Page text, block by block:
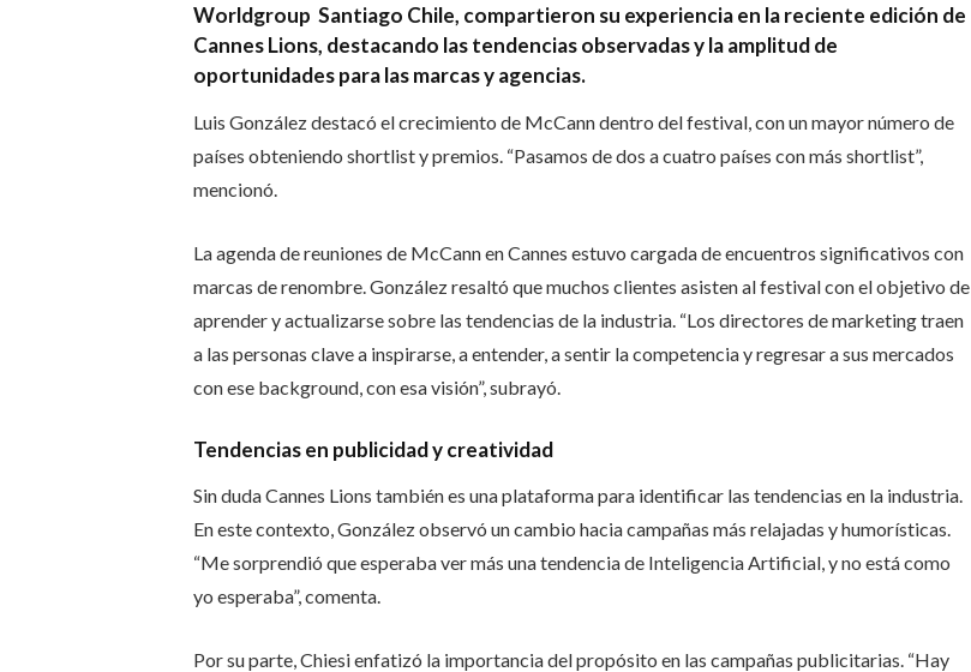
Worldgroup Santiago Chile, compartieron su experiencia en la reciente edición de
Cannes Lions, destacando las tendencias observadas y la amplitud de
oportunidades para las marcas y agencias.
Luis González destacó el crecimiento de McCann dentro del festival, con un mayor número de
países obteniendo shortlist y premios. “Pasamos de dos a cuatro países con más shortlist”,
mencionó.
La agenda de reuniones de McCann en Cannes estuvo cargada de encuentros significativos con
marcas de renombre. González resaltó que muchos clientes asisten al festival con el objetivo de
aprender y actualizarse sobre las tendencias de la industria. “Los directores de marketing traen
a las personas clave a inspirarse, a entender, a sentir la competencia y regresar a sus mercados
con ese background, con esa visión”, subrayó.
Tendencias en publicidad y creatividad
Sin duda Cannes Lions también es una plataforma para identificar las tendencias en la industria.
En este contexto, González observó un cambio hacia campañas más relajadas y humorísticas.
“Me sorprendió que esperaba ver más una tendencia de Inteligencia Artificial, y no está como
yo esperaba”, comenta.
Por su parte, Chiesi enfatizó la importancia del propósito en las campañas publicitarias. “Hay